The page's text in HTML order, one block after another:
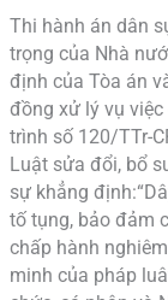
Thi hành án dân
trọng của Nhà
định của Tòa án
đồng xử lý vụ
trình số 120/TTr-
Luật sửa đổi, bổ
sự khẳng
tố tụng, bảo đảm
chấp hành
minh của pháp